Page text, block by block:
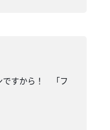
ですから！ 「フ